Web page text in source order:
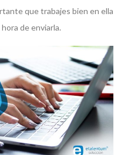
que trabajes bien en ella
de enviarla.